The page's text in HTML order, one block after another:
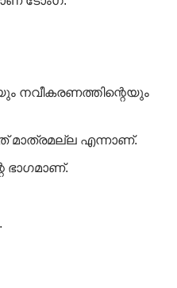
നവീകരണത്തിന്റെയും
മാത്രമല്ല എന്നാണ്.
ഭാഗമാണ്.